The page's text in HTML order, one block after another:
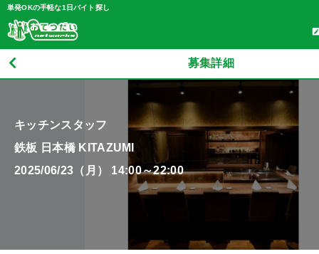
単発OKの手軽な1日バイト探し
募集詳細
キッチンスタッフ
鉄板 日本橋 KITAZUMI
2025/06/23（月） 14:00～22:00